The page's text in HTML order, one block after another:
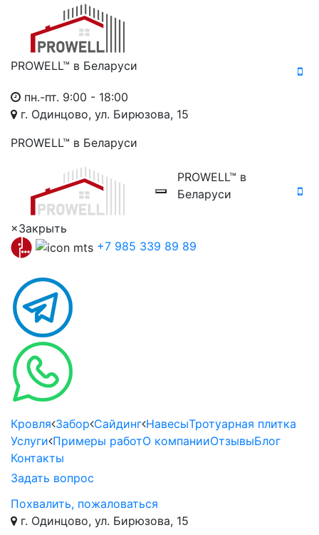
PROWELL™ в Беларуси
пн.-пт. 9:00 - 18:00
г. Одинцово, ул. Бирюзова, 15
PROWELL™ в Беларуси
PROWELL™ в
Беларуси
×Закрыть
+7 985 339 89 89
Кровля Забор Сайдинг НавесыТротуарная плитка
Услуги Примеры работО компанииОтзывыБлог
Контакты
Задать вопрос
Похвалить, пожаловаться
г. Одинцово, ул. Бирюзова, 15